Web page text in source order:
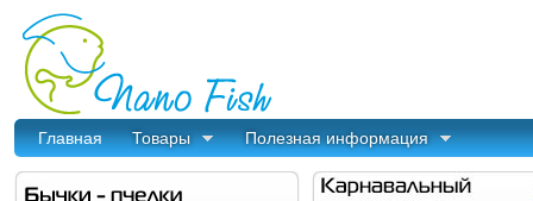
Главная Товары Полезная информация